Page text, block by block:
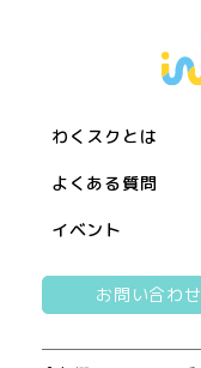
わくスクとは
よくある質問
イベント
お問い合わせ